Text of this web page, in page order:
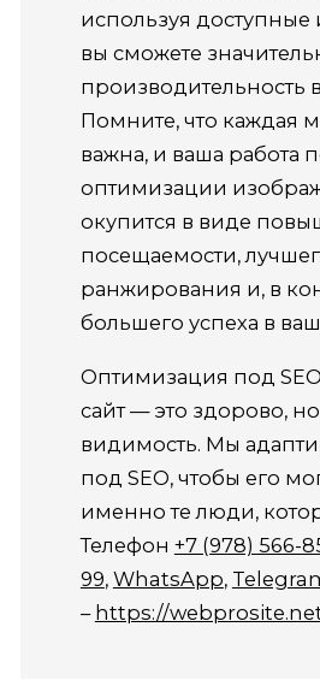
используя доступные
вы сможете
производительность
Помните, что каждая
важна, и ваша работа
оптимизации
окупится в виде
посещаемости,
ранжирования и, в
большего успеха в
Оптимизация под
сайт — это здорово,
видимость. Мы
под SEO, чтобы его
именно те люди,
Телефон +7 (978) 566-
99, WhatsApp,
– https://